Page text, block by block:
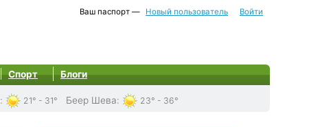
Ваш паспорт — Новый пользователь Войти
Спорт Блоги
: 21° - 31° Беер Шева: 23° - 36°